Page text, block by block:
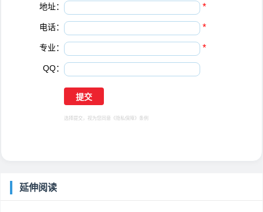
地址： *
电话： *
专业： *
QQ：
选择提交，视为您同意 《隐私保障》 条例
延伸阅读